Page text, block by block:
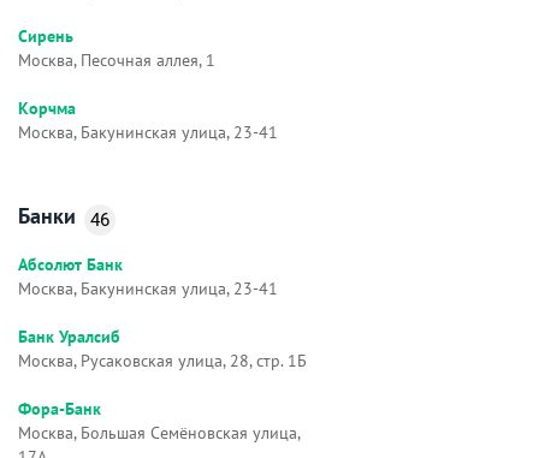
Сирень
Москва, Песочная аллея, 1
Корчма
Москва, Бакунинская улица, 23-41
Банки 46
Абсолют Банк
Москва, Бакунинская улица, 23-41
Банк Уралсиб
Москва, Русаковская улица, 28, стр. 1Б
Фора-Банк
Москва, Большая Семёновская улица,